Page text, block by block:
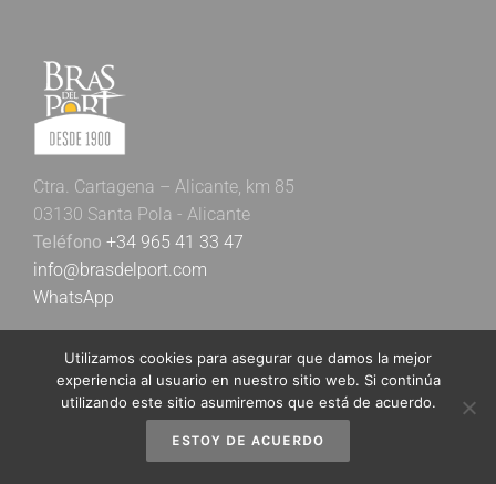
Ctra. Cartagena – Alicante, km 85
03130 Santa Pola - Alicante
Teléfono +34 965 41 33 47
info@brasdelport.com
WhatsApp
Utilizamos cookies para asegurar que damos la mejor
experiencia al usuario en nuestro sitio web. Si continúa
utilizando este sitio asumiremos que está de acuerdo.
ESTOY DE ACUERDO